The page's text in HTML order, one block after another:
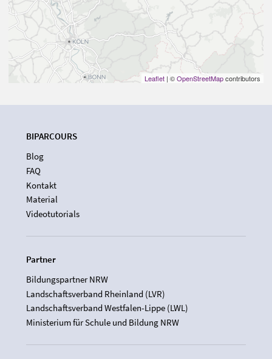
Leaflet | ©OpenStreetMapcontributors
BIPARCOURS
Blog
FAQ
Kontakt
Material
Videotutorials
Partner
Bildungspartner NRW
Landschaftsverband Rheinland (LVR)
Landschaftsverband Westfalen-Lippe (LWL)
Ministerium für Schule und Bildung NRW